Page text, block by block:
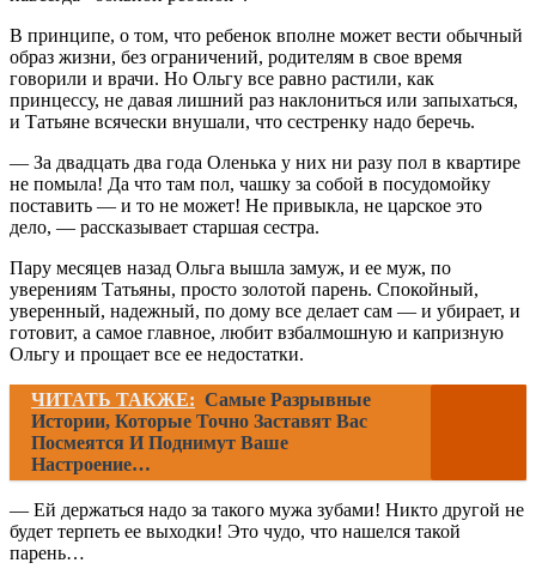
В принципе, о том, что ребенок вполне может вести обычный
образ жизни, без ограничений, родителям в свое время
говорили и врачи. Но Ольгу все равно растили, как
принцессу, не давая лишний раз наклониться или запыхаться,
и Татьяне всячески внушали, что сестренку надо беречь.
— За двадцать два года Оленька у них ни разу пол в квартире
не помыла! Да что там пол, чашку за собой в посудомойку
поставить — и то не может! Не привыкла, не царское это
дело, — рассказывает старшая сестра.
Пару месяцев назад Ольга вышла замуж, и ее муж, по
уверениям Татьяны, просто золотой парень. Спокойный,
уверенный, надежный, по дому все делает сам — и убирает, и
готовит, а самое главное, любит взбалмошную и капризную
Ольгу и прощает все ее недостатки.
ЧИТАТЬ ТАКЖЕ: Самые Разрывные
Истории, Которые Точно Заставят Вас
Посмеятся И Поднимут Ваше
Настроение…
— Ей держаться надо за такого мужа зубами! Никто другой не
будет терпеть ее выходки! Это чудо, что нашелся такой
парень…